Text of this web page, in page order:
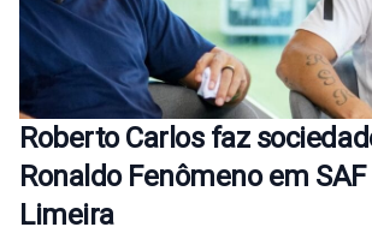
Roberto Carlos faz
Ronaldo Fenômeno em
Limeira